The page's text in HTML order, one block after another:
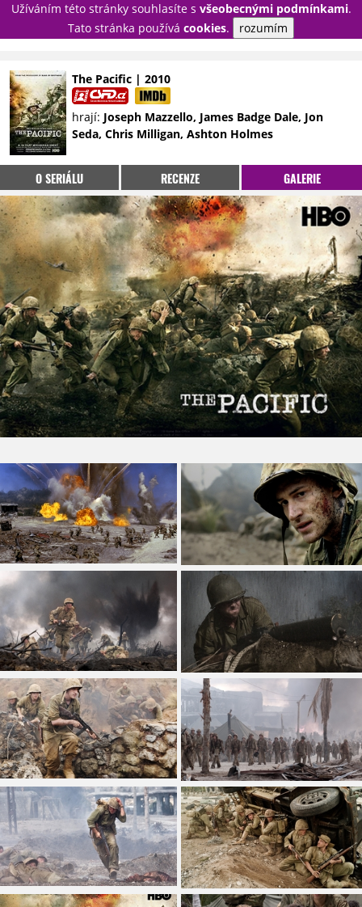
Užíváním této stránky souhlasíte s všeobecnými podmínkami.
Tato stránka používá cookies. rozumím
PŘIHLÁSIT
NOVINKY
TÉMATA
RECENZE
EPIZODY
KULT
TRAILERY
GALERIE
DISKUZE
STATISTIKY
TIRÁŽ
The Pacific | 2010
hrají: Joseph Mazzello, James Badge Dale, Jon
Seda, Chris Milligan, Ashton Holmes
O SERIÁLU RECENZE GALERIE